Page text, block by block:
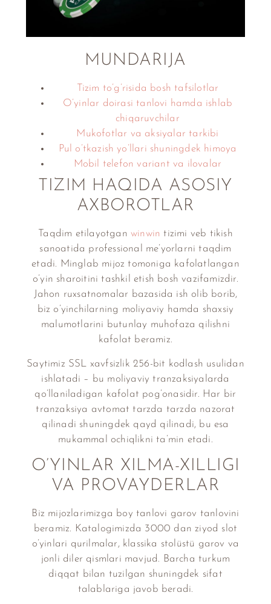
MUNDARIJA
Tizim to’g’risida bosh tafsilotlar
O’yinlar doirasi tanlovi hamda ishlab
chiqaruvchilar
Mukofotlar va aksiyalar tarkibi
Pul o’tkazish yo’llari shuningdek himoya
Mobil telefon variant va ilovalar
TIZIM HAQIDA ASOSIY
AXBOROTLAR
Taqdim etilayotgan winwin tizimi veb tikish
sanoatida professional me’yorlarni taqdim
etadi. Minglab mijoz tomoniga kafolatlangan
o’yin sharoitini tashkil etish bosh vazifamizdir.
Jahon ruxsatnomalar bazasida ish olib borib,
biz o’yinchilarning moliyaviy hamda shaxsiy
malumotlarini butunlay muhofaza qilishni
kafolat beramiz.
Saytimiz SSL xavfsizlik 256-bit kodlash usulidan
ishlatadi – bu moliyaviy tranzaksiyalarda
qo’llaniladigan kafolat pog’onasidir. Har bir
tranzaksiya avtomat tarzda tarzda nazorat
qilinadi shuningdek qayd qilinadi, bu esa
mukammal ochiqlikni ta’min etadi.
O’YINLAR XILMA-XILLIGI
VA PROVAYDERLAR
Biz mijozlarimizga boy tanlovi garov tanlovini
beramiz. Katalogimizda 3000 dan ziyod slot
o’yinlari qurilmalar, klassika stolüstü garov va
jonli diler qismlari mavjud. Barcha turkum
diqqat bilan tuzilgan shuningdek sifat
talablariga javob beradi.